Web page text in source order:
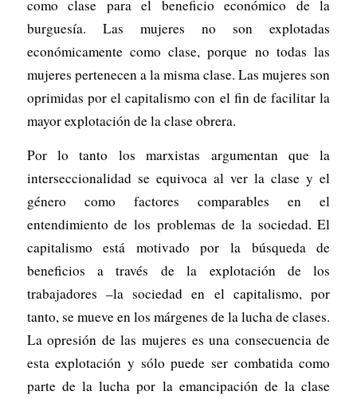
como clase para el beneficio económico de la
burguesía. Las mujeres no son explotadas
económicamente como clase, porque no todas las
mujeres pertenecen a la misma clase. Las mujeres son
oprimidas por el capitalismo con el fin de facilitar la
mayor explotación de la clase obrera.
Por lo tanto los marxistas argumentan que la
interseccionalidad se equivoca al ver la clase y el
género como factores comparables en el
entendimiento de los problemas de la sociedad. El
capitalismo está motivado por la búsqueda de
beneficios a través de la explotación de los
trabajadores –la sociedad en el capitalismo, por
tanto, se mueve en los márgenes de la lucha de clases.
La opresión de las mujeres es una consecuencia de
esta explotación y sólo puede ser combatida como
parte de la lucha por la emancipación de la clase